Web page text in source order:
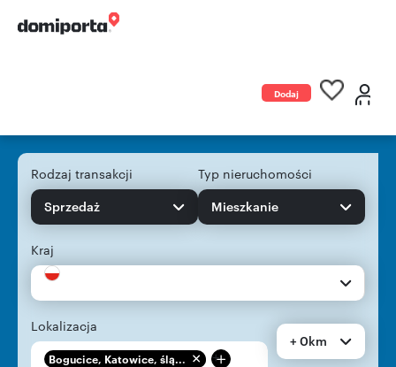
Dodaj
Rodzaj transakcji
Sprzedaż
Typ nieruchomości
Mieszkanie
Kraj
Lokalizacja
Bogucice, Katowice, ślą... +
+ 0km